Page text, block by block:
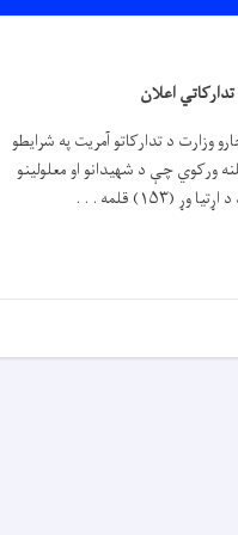
تدارکاتي اعلان
وزارت د تدارکاتو آمریت په شرایطو
ورکوي چې د شهیدانو او معلولینو
اړتیا وړ (۱۵۳) قلمه . . .